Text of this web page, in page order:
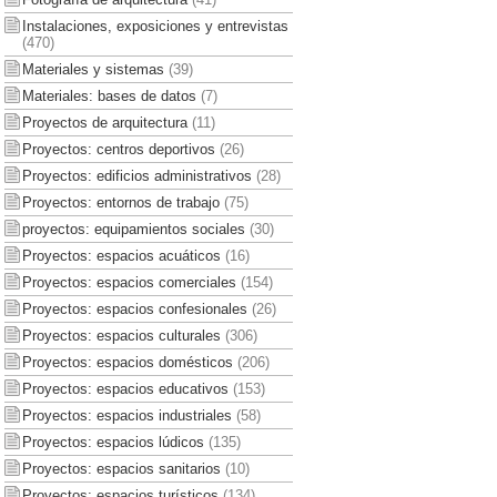
Instalaciones, exposiciones y entrevistas
(470)
Materiales y sistemas (39)
Materiales: bases de datos (7)
Proyectos de arquitectura(11)
Proyectos: centros deportivos (26)
Proyectos: edificios administrativos (28)
Proyectos: entornos de trabajo(75)
proyectos: equipamientos sociales (30)
Proyectos: espacios acuáticos (16)
Proyectos: espacios comerciales (154)
Proyectos: espacios confesionales (26)
Proyectos: espacios culturales (306)
Proyectos: espacios domésticos (206)
Proyectos: espacios educativos (153)
Proyectos: espacios industriales (58)
Proyectos: espacios lúdicos (135)
Proyectos: espacios sanitarios (10)